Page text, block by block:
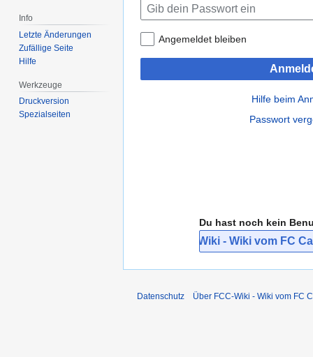
Angemeldet bleiben
Hilfe beim
Passwort
Du hast noch kein
Bei FCC-Wiki - Wiki vom FC
Info
Letzte Änderungen
Zufällige Seite
Hilfe
Werkzeuge
Druckversion
Spezialseiten
Datenschutz Über FCC-Wiki - Wiki vom FC